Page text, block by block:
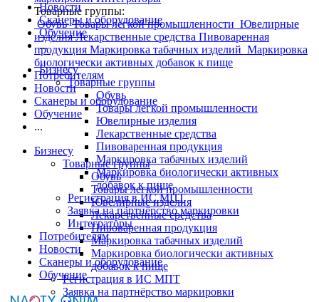
Новости
Сканеры и оборудование
Обучение
...
Бизнесу
Товарные группы
Обувь
Товары легкой промышленности
Ювелирные изделия
Лекарственные средства
Пивоваренная продукция
Маркировка табачных изделий
Маркировка биологически активных
добавок к пище
Регистрация в ИС МПТ
Заявка на партнёрство маркировки
Интеграторы
Потребителям
Новости
Сканеры и оборудование
Обучение
Товарные группы:
ОбувьТовары легкой промышленности Ювелирные
изделияЛекарственные средства Пивоваренная
продукция Маркировка табачных изделий Маркировка
биологически активных добавок к пище
Потребителям
Новости
Сканеры и оборудование
Обучение
...
Бизнесу
Товарные группы
Обувь
Товары легкой промышленности
Ювелирные изделия
Лекарственные средства
Пивоваренная продукция
Маркировка табачных изделий
Маркировка биологически активных
добавок к пище
Регистрация в ИС МПТ
Заявка на партнёрство маркировки